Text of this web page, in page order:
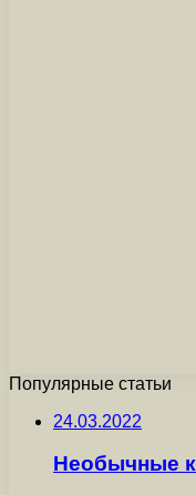
Популярные статьи
24.03.2022
Необычные